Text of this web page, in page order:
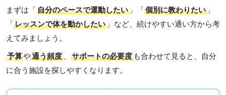
まずは「自分のペースで運動したい 」「個別に教わりたい 」
「レッスンで体を動かしたい 」など、続けやすい通い方から考
えてみましょう。
予算や通う頻度 、 サポートの必要度 も合わせて見ると、自分
に合う施設を探しやすくなります。